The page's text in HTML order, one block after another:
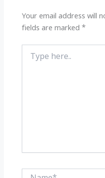
k
Your email address will
fields are marked*
here..
Name*